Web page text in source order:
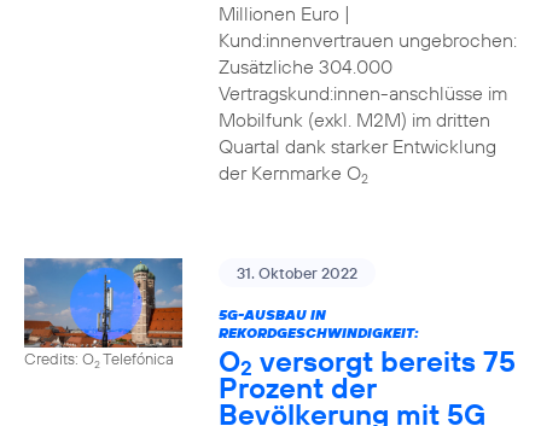
Millionen Euro |
Kund:innenvertrauen ungebrochen:
Zusätzliche 304.000
Vertragskund:innen-anschlüsse im
Mobilfunk (exkl. M2M) im dritten
Quartal dank starker Entwicklung
der Kernmarke O2
Credits: O2Telefónica
31. Oktober 2022
5G-AUSBAU IN
REKORDGESCHWINDIGKEIT:
O2 versorgt bereits 75
Prozent der
Bevölkerung mit 5G